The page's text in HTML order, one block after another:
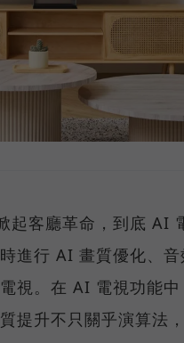
起客廳革命，到底 AI
進行 AI 畫質優化、
視。在 AI 電視功能
提升不只關乎演算法